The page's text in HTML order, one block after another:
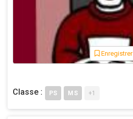
Enregistrer
Classe :
PS MS +1